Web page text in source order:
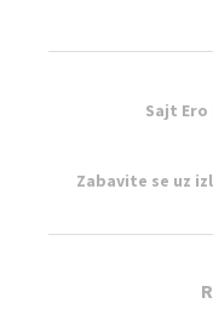
Sajt Ero
Zabavite se uz